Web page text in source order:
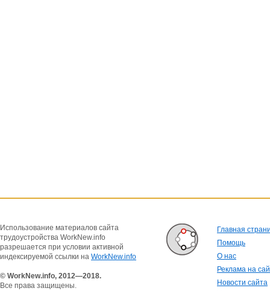
Использование материалов сайта
трудоустройства WorkNew.info
разрешается при условии активной
индексируемой ссылки на WorkNew.info
© WorkNew.info, 2012—2018.
Все права защищены.
Главная
Помощь
О нас
Реклама на
Новости сайта